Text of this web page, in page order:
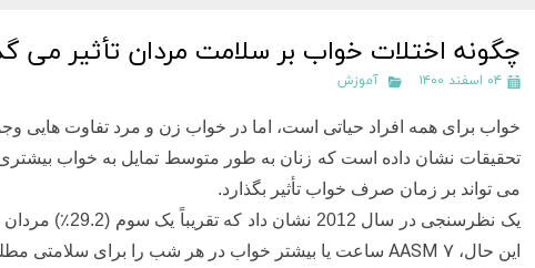
تشک تابلو
چگونه اختلات خواب بر سلامت مردان تأثیر می
۰۴ اسفند ۱۴۰۰ آموزش
خواب برای همه افراد حیاتی است، اما در خواب زن و مرد تفاوت هایی
تحقیقات نشان داده است که زنان به طور متوسط ​​تمایل به خواب
می تواند بر زمان صرف خواب تأثیر بگذارد.
این حال،AASM 7 ساعت یا بیشتر خواب در هر شب را برای سلامتی